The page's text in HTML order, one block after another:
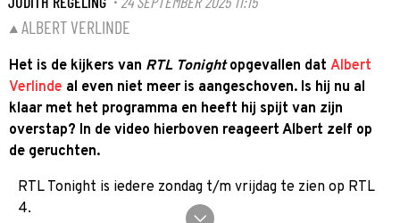
ALBERT VERLINDE
Het is de kijkers van RTL Tonightopgevallen dat Albert
Verlinde al even niet meer is aangeschoven. Is hij nu al
klaar met het programma en heeft hij spijt van zijn
overstap? In de video hierboven reageert Albert zelf op
de geruchten.
RTL Tonight is iedere zondag t/m vrijdag te zien op RTL
4.